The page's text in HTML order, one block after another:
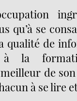
qu’à se
qualité de
la
de
à se lire